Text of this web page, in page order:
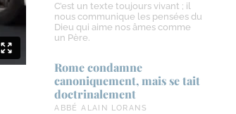
C’est un texte toujours vivant ; il
nous communique les pensées du
Dieu qui aime nos âmes comme
un Père.
Rome condamne
canoniquement, mais se tait
doctrinalement
ABBÉ ALAIN LORANS